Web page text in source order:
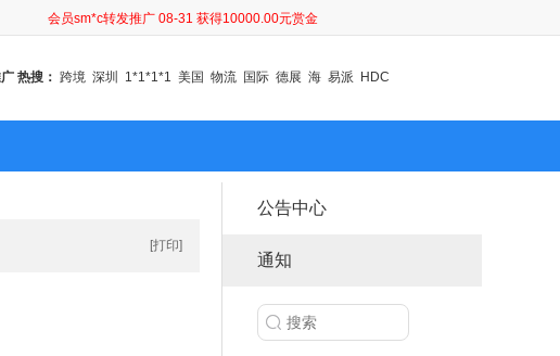
会员sm*c转发推广 08-31 获得10000.00元赏金
会员sm*c转发推广 08-27 获得1400.00元赏金
会员hy*j转发推广 09-02 获得500.00元赏金
会员sm*c转发推广 08-31 获得10000.00元赏金
会员sm*c转发推广 08-31 获得9960.00元赏金
会员sm*c转发推广 08-27 获得1400.00元赏金
会员sm*c转发推广 08-27 获得2000.00元赏金
热搜： 跨境 深圳 1*1*1*1 美国 物流 国际 德展 海 易派 HDC
[打印]
公告中心
通知